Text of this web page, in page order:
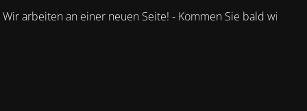
Wir arbeiten an einer neuen Seite! - Kommen Sie bald wieder.